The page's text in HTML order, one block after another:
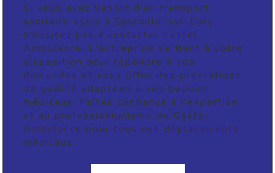
Si vous avez besoin d'un transport
sanitaire assis à Courville-sur-Eure,
n'hésitez pas à contacter Castel
Ambulance. L'entreprise se tient à votre
disposition pour répondre à vos
demandes et vous offrir des prestations
de qualité adaptées à vos besoins
médicaux. Faites confiance à l'expertise
et au professionnalisme de Castel
Ambulance pour tous vos déplacements
médicaux.